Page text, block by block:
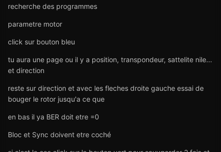
recherche des programmes
parametre motor
click sur bouton bleu
tu aura une page ou il y a position, transpondeur, sattelite nile...
et direction
reste sur direction et avec les fleches droite gauche essai de
bouger le rotor jusqu'a ce que
en bas il ya BER doit etre =0
Bloc et Sync doivent etre coché